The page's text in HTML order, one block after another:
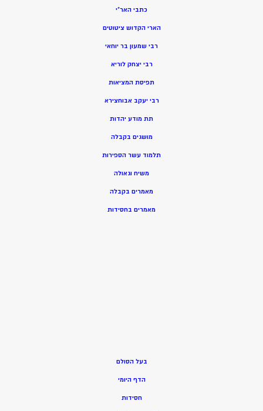
כתבי האר”י
הארי הקדוש ציטוטים
רבי שמעון בר יוחאי
רבי יצחק לוריא
תפיסת המציאות
רבי יעקב אבוחצירא
תת מודע יהדות
מושגים בקבלה
תלמוד עשר הספירות
משיח וגאולה
מאמרים בקבלה
מאמרים בחסידות
בעל הסולם
הדף היומי
חסידות